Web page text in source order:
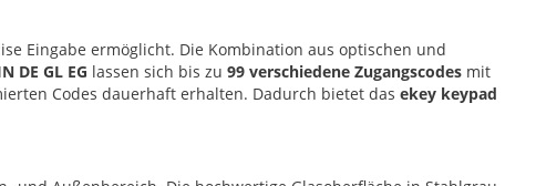
Eingabe ermöglicht. Die Kombination aus optischen und
DE GL EG lassen sich bis zu 99 verschiedene Zugangscodes mit
Codes dauerhaft erhalten. Dadurch bietet das ekey keypad